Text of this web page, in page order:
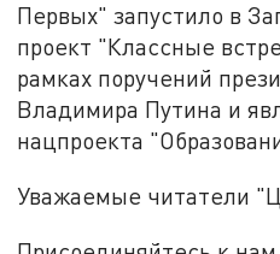
Первых" запустило в
проект "Классные
рамках поручений
Владимира Путина и
нацпроекта
Уважаемые читатели